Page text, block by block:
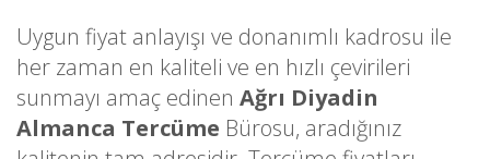
Uygun fiyat anlayışı ve donanımlı kadrosu ile
her zaman en kaliteli ve en hızlı çevirileri
sunmayı amaç edinen Ağrı Diyadin
Almanca Tercüme Bürosu, aradığınız